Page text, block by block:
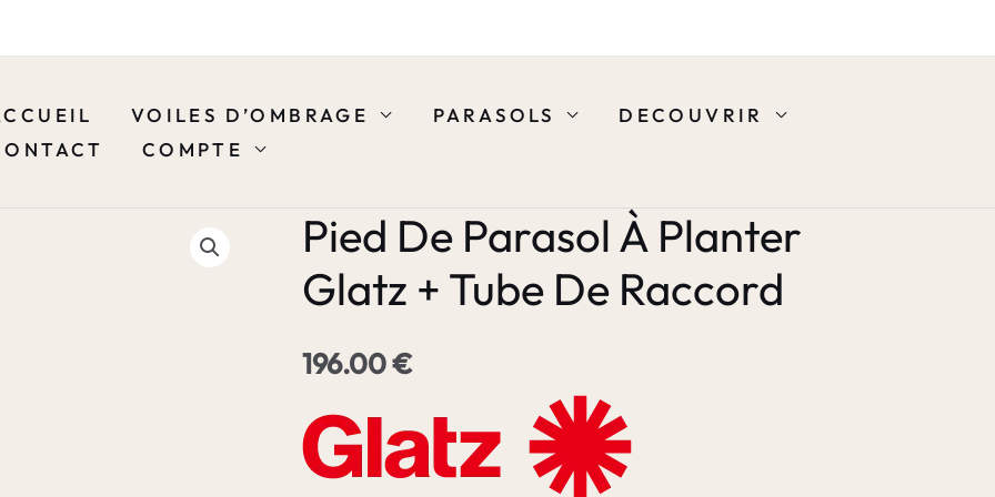
VOILES D’OMBRAGE PARASOLS
DECOUVRIR
COMPTE
Pied De Parasol À Planter
Glatz + Tube De Raccord
196.00€